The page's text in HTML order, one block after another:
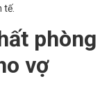
tế.
phòng
vợ